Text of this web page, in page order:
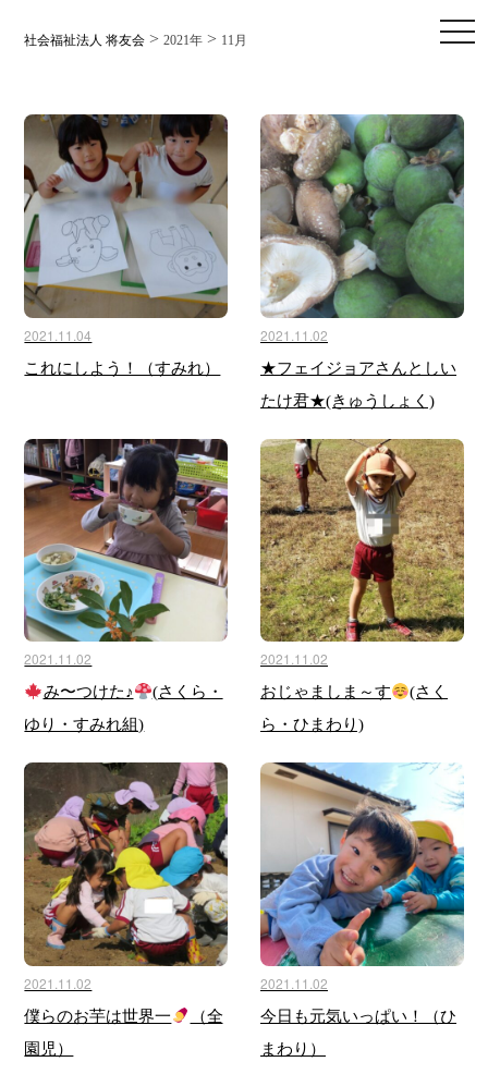
社会福祉法人 将友会 >2021年 > 11月
2021.11.04
これにしよう！（すみれ）
2021.11.02
★フェイジョアさんとしい
たけ君★(きゅうしょく)
2021.11.02
み〜つけた♪
(さくら・
ゆり・すみれ組)
2021.11.02
おじゃましま～す
(さく
ら・ひまわり)
2021.11.02
僕らのお芋は世界一
（全
園児）
2021.11.02
今日も元気いっぱい！（ひ
まわり）